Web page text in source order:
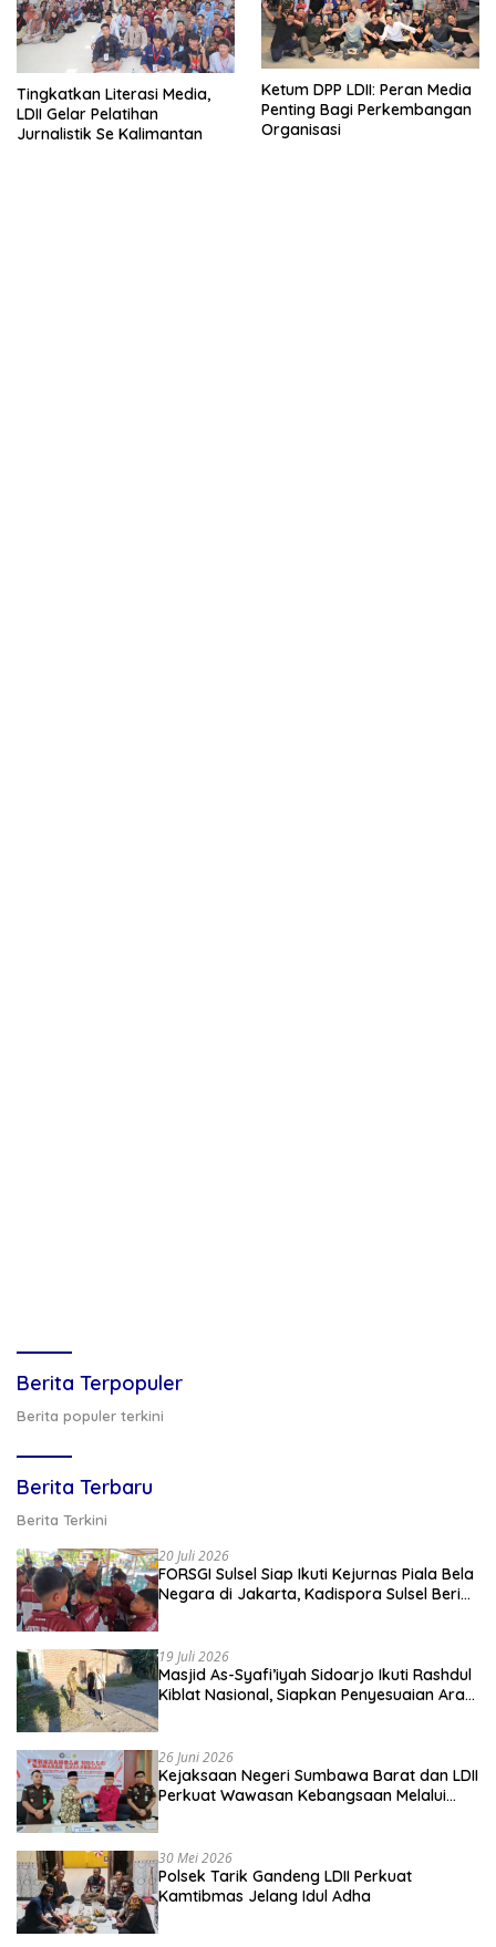
Tingkatkan Literasi Media,
LDII Gelar Pelatihan
Jurnalistik Se Kalimantan
Ketum DPP LDII: Peran Media
Penting Bagi Perkembangan
Organisasi
Berita Terpopuler
Berita populer terkini
Berita Terbaru
Berita Terkini
20 Juli 2026
FORSGI Sulsel Siap Ikuti Kejurnas Piala Bela
Negara di Jakarta, Kadispora Sulsel Beri
19 Juli 2026
Masjid As-Syafi’iyah Sidoarjo Ikuti Rashdul
Kiblat Nasional, Siapkan Penyesuaian Arah
26 Juni 2026
Kejaksaan Negeri Sumbawa Barat dan LDII
Perkuat Wawasan Kebangsaan Melalui
30 Mei 2026
Polsek Tarik Gandeng LDII Perkuat
Kamtibmas Jelang Idul Adha